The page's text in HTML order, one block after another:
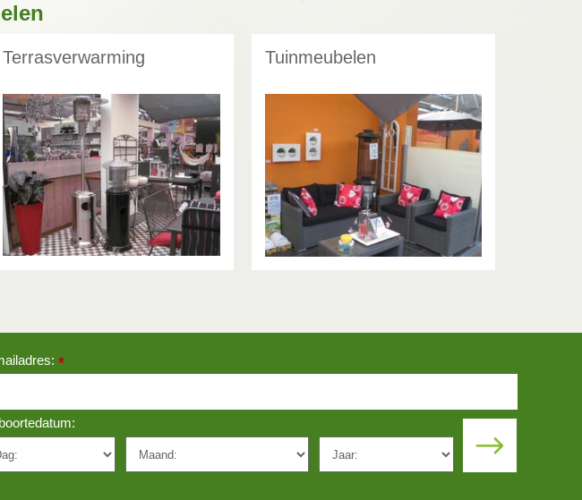
Terrasverwarming Tuinmeubelen
*